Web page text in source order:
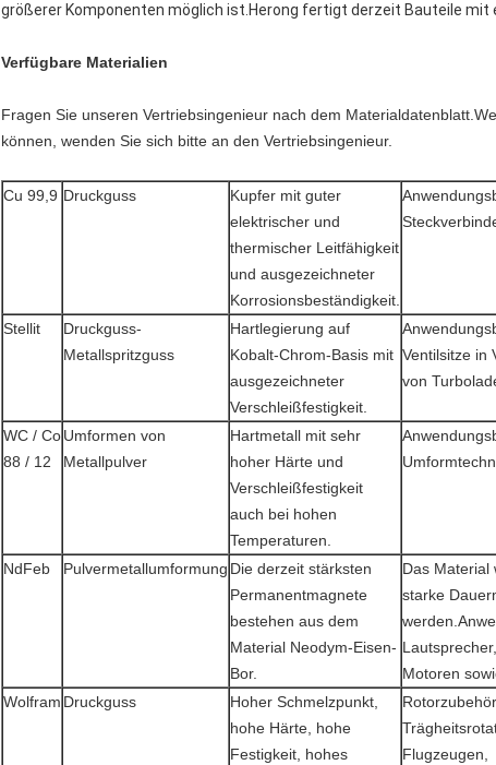
größerer Komponenten möglich ist.Herong fertigt derzeit Bauteile mit
Verfügbare Materialien
Fragen Sie unseren Vertriebsingenieur nach dem
können, wenden Sie sich bitte an den Vertriebsingenieur.
Cu 99,9 Druckguss
Kupfer mit guter
elektrischer und
thermischer Leitfähigkeit
und ausgezeichneter
Korrosionsbeständigkeit.
Stellit
Druckguss-
Metallspritzguss
Hartlegierung auf
Kobalt-Chrom-Basis mit
ausgezeichneter
Verschleißfestigkeit.
Ventilsitze in
von
WC / Co
88 / 12
Umformen von
Metallpulver
Hartmetall mit sehr
hoher Härte und
Verschleißfestigkeit
auch bei hohen
Temperaturen.
NdFeb Pulvermetallumformung Die derzeit stärksten
Permanentmagnete
bestehen aus dem
Material Neodym-Eisen-
Bor.
Das Material
starke
Motoren
Wolfram Druckguss
Hoher Schmelzpunkt,
hohe Härte, hohe
Festigkeit, hohes
Flugzeugen,